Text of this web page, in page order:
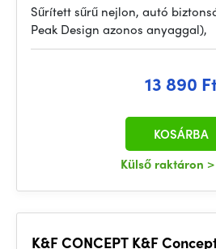
Sűrített sűrű nejlon, autó
Peak Design azonos anyaggal),
13 890
Külső raktáron
KOSÁRBA
K&F CONCEPT K&F